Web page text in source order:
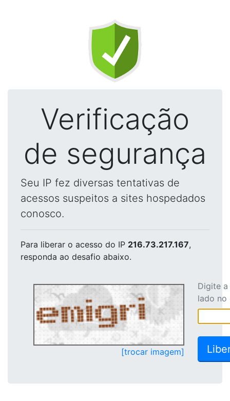
Verificação
de segurança
Seu IP fez diversas tentativas de
acessos suspeitos a sites hospedados
conosco.
Para liberar o acesso do IP 216.73.217.167,
responda ao desafio abaixo.
[trocar imagem]
Digite
lado no